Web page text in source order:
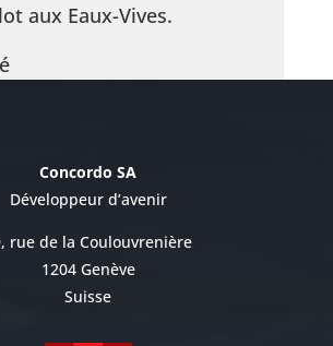
aux Eaux-Vives.
Concordo SA
Développeur d’avenir
rue de la Coulouvrenière
1204 Genève
Suisse